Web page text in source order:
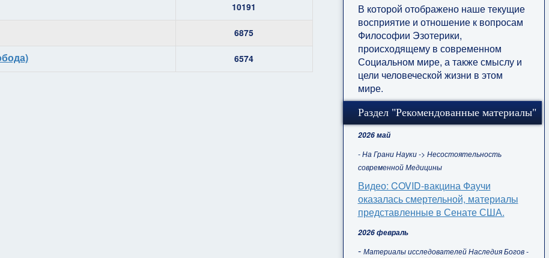
10191
6875
6574
В которой отображено наше текущие
восприятие и отношение к вопросам
Философии Эзотерики,
происходящему в современном
Социальном мире, а также смыслу и
цели человеческой жизни в этом
мире.
Раздел "Рекомендованные материалы"
2026 май
- На Грани Науки -> Несостоятельность
современной Медицины
Видео: COVID-вакцина Фаучи
оказалась смертельной, материалы
представленные в Сенате США.
2026 февраль
- Материалы исследователей Наследия Богов -